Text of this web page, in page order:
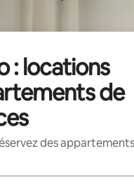
: locations
de
des